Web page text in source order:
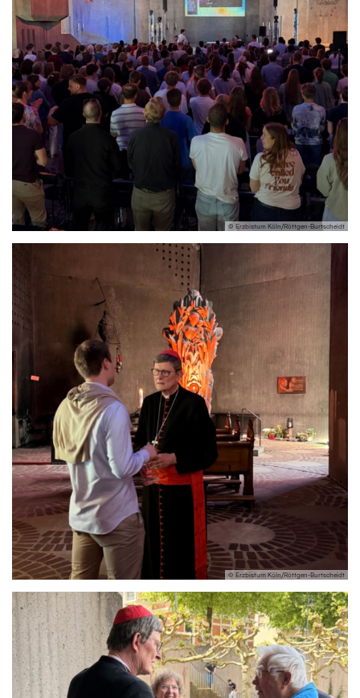
© Erzbistum Köln/Röttgen-Burtscheidt
© Erzbistum Köln/Röttgen-Burtscheidt